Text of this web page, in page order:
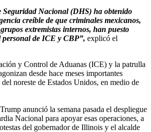
Seguridad Nacional (DHS) ha obtenido
creíble de que criminales mexicanos,
extremistas internos, han puesto
personal de ICE y CBP”, explicó el
y Control de Aduanas (ICE) y la patrulla
desde hace meses importantes
del noreste de Estados Unidos, en medio de
anunció la semana pasada el despliegue
Nacional para apoyar esas operaciones, a
del gobernador de Illinois y el alcalde